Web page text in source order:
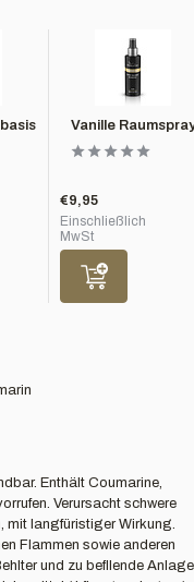
Vanille
€9,95
Einschließlich
MwSt
Enthält Coumarine,
Verursacht schwere
mit langfüristiger Wirkung.
Flammen sowie anderen
und zu befllende Anlage